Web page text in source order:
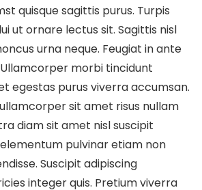
quisque sagittis purus. Turpis
ut ornare lectus sit. Sagittis nisl
urna neque. Feugiat in ante
morbi tincidunt
egestas purus viverra accumsan.
sit amet risus nullam
diam sit amet nisl suscipit
pulvinar etiam non
Suscipit adipiscing
integer quis. Pretium viverra